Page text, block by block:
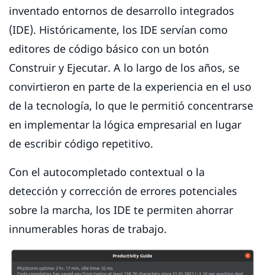
inventado entornos de desarrollo integrados
(IDE). Históricamente, los IDE servían como
editores de código básico con un botón
Construir y Ejecutar. A lo largo de los años, se
convirtieron en parte de la experiencia en el uso
de la tecnología, lo que le permitió concentrarse
en implementar la lógica empresarial en lugar
de escribir código repetitivo.
Con el autocompletado contextual o la
detección y corrección de errores potenciales
sobre la marcha, los IDE te permiten ahorrar
innumerables horas de trabajo.